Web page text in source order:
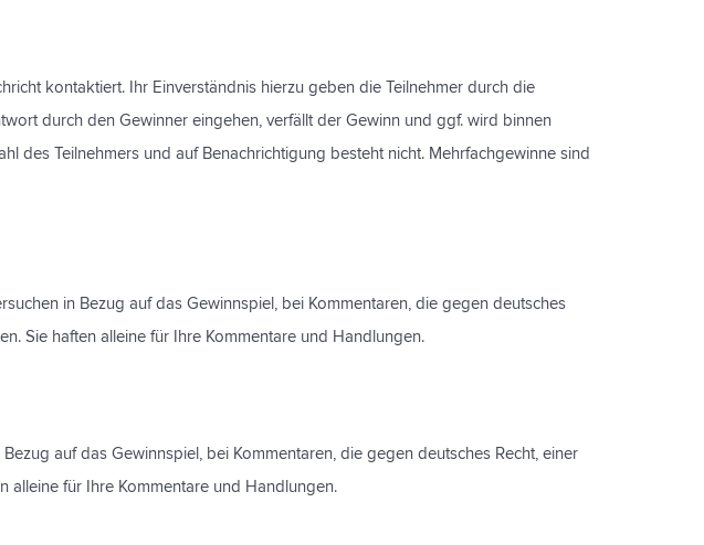
kontaktiert. Ihr Einverständnis hierzu geben die Teilnehmer durch die
durch den Gewinner eingehen, verfällt der Gewinn und ggf. wird binnen
des Teilnehmers und auf Benachrichtigung besteht nicht. Mehrfachgewinne sind
in Bezug auf das Gewinnspiel, bei Kommentaren, die gegen deutsches
Sie haften alleine für Ihre Kommentare und Handlungen.
auf das Gewinnspiel, bei Kommentaren, die gegen deutsches Recht, einer
alleine für Ihre Kommentare und Handlungen.